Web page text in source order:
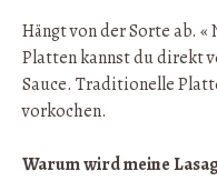
Hängt von der Sorte ab.
Platten kannst du direkt
Sauce. Traditionelle
vorkochen.
Warum wird meine